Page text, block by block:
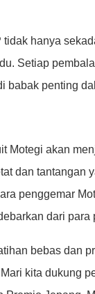
tidak hanya
Setiap
babak penting
Motegi akan
dan tantangan
penggemar
dari para
bebas dan
kita dukung